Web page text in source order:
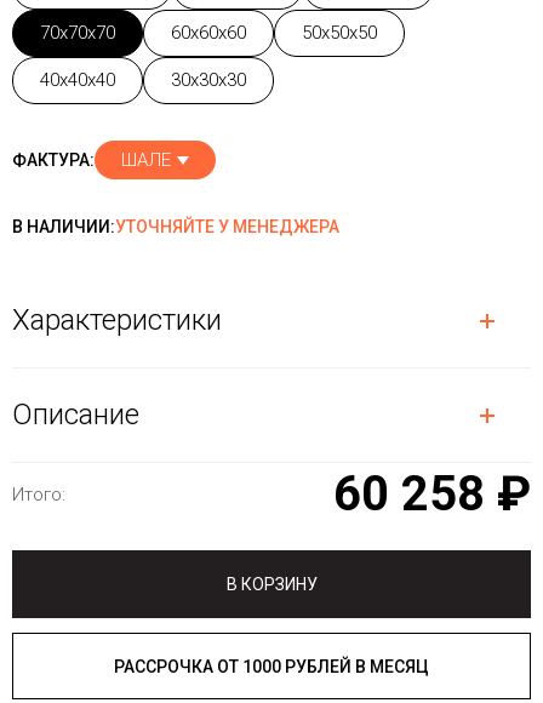
70x70x70 60x60x60 50x50x50
40x40x40 30x30x30
ФАКТУРА: ШАЛЕ
В НАЛИЧИИ:УТОЧНЯЙТЕ У МЕНЕДЖЕРА
Характеристики
Описание
Итого: 60 258 ₽
В КОРЗИНУ
РАССРОЧКА ОТ 1000 РУБЛЕЙ В МЕСЯЦ